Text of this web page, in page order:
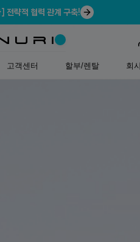
전략적 협력 관계 구축!
고객센터 할부/렌탈 회